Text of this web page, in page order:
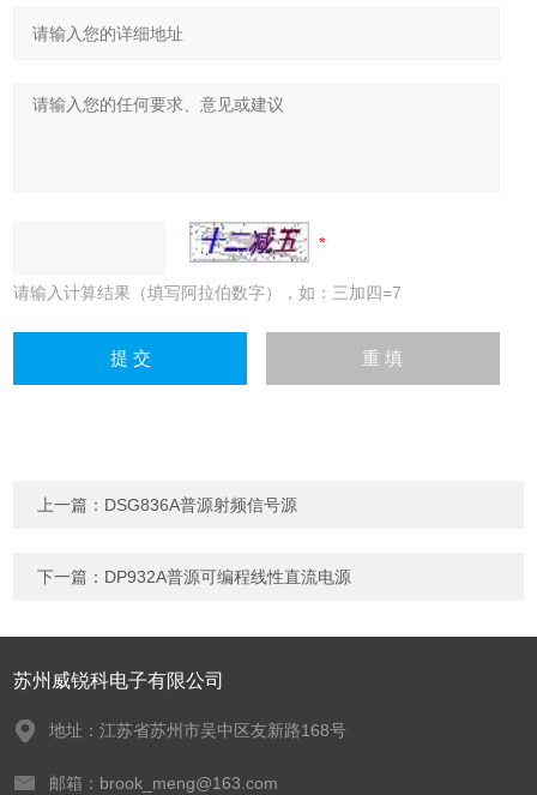
请输入计算结果（填写阿拉伯数字），如：三加四=7
上一篇： DSG836A普源射频信号源
下一篇： DP932A普源可编程线性直流电源
苏州威锐科电子有限公司
地址：江苏省苏州市吴中区友新路168号
邮箱：brook_meng@163.com